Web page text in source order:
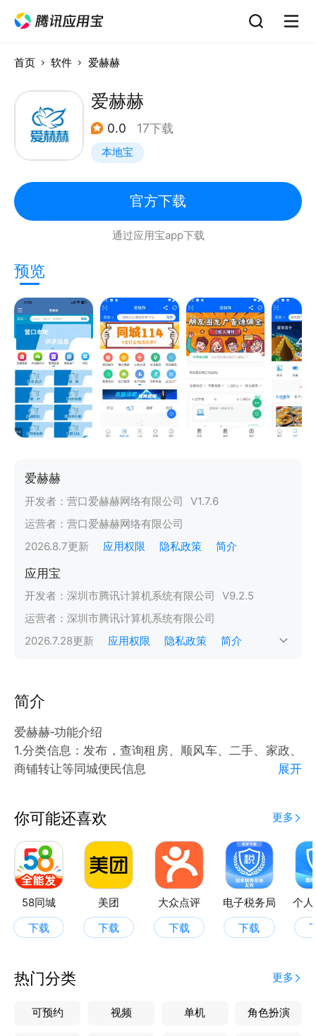
首页 软件 爱赫赫
爱赫赫
0.0 17下载
本地宝
官方下载
通过应用宝app下载
预览
爱赫赫
开发者： 营口爱赫赫网络有限公司 V1.7.6
运营者： 营口爱赫赫网络有限公司
2026.8.7更新 应用权限 隐私政策 简介
应用宝
开发者： 深圳市腾讯计算机系统有限公司 V9.2.5
运营者： 深圳市腾讯计算机系统有限公司
2026.7.28更新 应用权限 隐私政策 简介
简介
爱赫赫‑功能介绍
1.分类信息：发布，查询租房、顺风车、二手、家政、
商铺转让等同城便民信息
3.商城：实体店开通线上店铺，上架活动与套餐
4.黑卡：店铺商品折扣等权益
5. 同城商圈：浏览周边实体店，查看店铺优惠、在线
咨询店家、获取到店导航路线。
6. 八通群聊：群内成员人数很多；可创建邻里、行
业、兴趣社群；适合搭建大型本地社群
7. 出租朋友圈：用户接朋友圈转发任务赚佣金，商家
8. 发布微信群：自定加群人地域范围，精准引流周边
用户加入私域微信群，借此营销增收。
9.同城114：分类本地商户黄页，支持搜索、一键拨号
展开
你可能还喜欢 更多
58同城
下载
美团
下载
大众点评
下载
电子税务局
下载
个
热门分类 更多
可预约 视频 单机 角色扮演